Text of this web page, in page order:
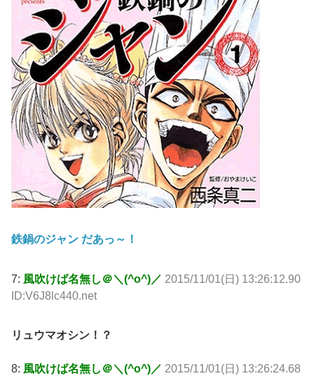
鉄鍋のジャン だあっ～！
7: 風吹けば名無し＠＼(^o^)／ 2015/11/01(日) 13:26:12.90
ID:V6J8lc440.net
リュウマオシン！？
8: 風吹けば名無し＠＼(^o^)／ 2015/11/01(日) 13:26:24.68